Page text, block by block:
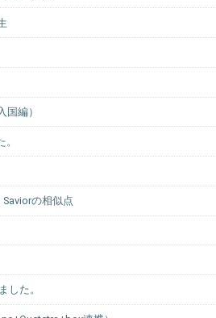
編）
Saviorの相似点
した。